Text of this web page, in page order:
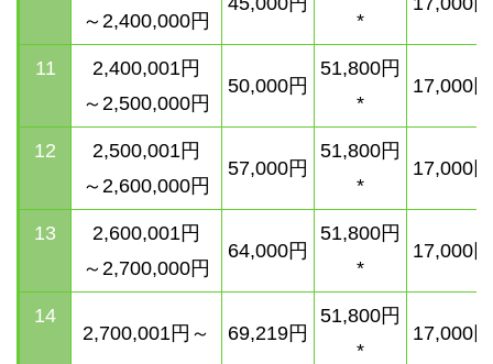
～2,400,000円
*
11
2,400,001円
～2,500,000円
50,000円
51,800円
*
17,000円
12
2,500,001円
～2,600,000円
57,000円
51,800円
*
17,000円
13
2,600,001円
～2,700,000円
64,000円
51,800円
*
17,000円
14
2,700,001円～
69,219円
51,800円
*
17,000円